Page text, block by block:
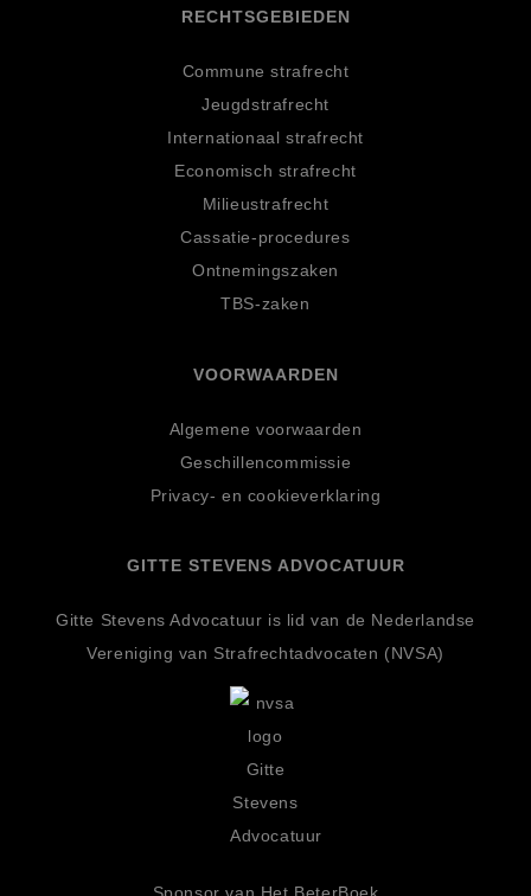
RECHTSGEBIEDEN
Commune strafrecht
Jeugdstrafrecht
Internationaal strafrecht
Economisch strafrecht
Milieustrafrecht
Cassatie-procedures
Ontnemingszaken
TBS-zaken
VOORWAARDEN
Algemene voorwaarden
Geschillencommissie
Privacy- en cookieverklaring
GITTE STEVENS ADVOCATUUR
Gitte Stevens Advocatuur is lid van de Nederlandse
Vereniging van Strafrechtadvocaten (NVSA)